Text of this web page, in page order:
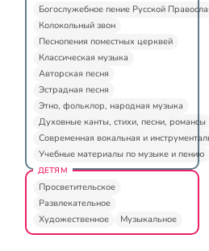
Богослужебное пение Русской
Колокольный звон
Песнопения поместных церквей
Классическая музыка
Авторская песня
Эстрадная песня
Этно, фольклор, народная музыка
Духовные канты, стихи, песни, романсы
Современная вокальная и
Учебные материалы по музыке и пению
ДЕТЯМ
Просветительское
Развлекательное
Художественное
Музыкальное